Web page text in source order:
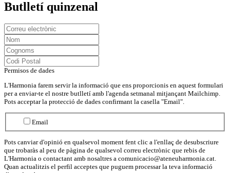
Butlletí quinzenal
Permisos de dades
L'Harmonia farem servir la informació que ens proporcionis en aquest formulari
per a enviar-te el nostre butlletí amb l'agenda setmanal mitjançant Mailchimp.
Pots acceptar la protecció de dades confirmant la casella "Email".
Email
Pots canviar d'opinió en qualsevol moment fent clic a l'enllaç de desubscriure
que trobaràs al peu de pàgina de qualsevol correu electrònic que rebis de
L'Harmonia o contactant amb nosaltres a comunicacio@ateneuharmonia.cat.
Quan actualitzis el perfil acceptes que puguem processar la teva informació